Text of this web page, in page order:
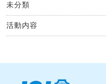
未分類
活動内容